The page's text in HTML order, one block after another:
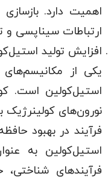
اهمیت دارد.
ارتباطات سیناپسی
افزایش تولید
یکی از
استیل‌کولین است.
نورون‌های
فرآیند در بهبود
استیل‌کولین به
فرآیندهای